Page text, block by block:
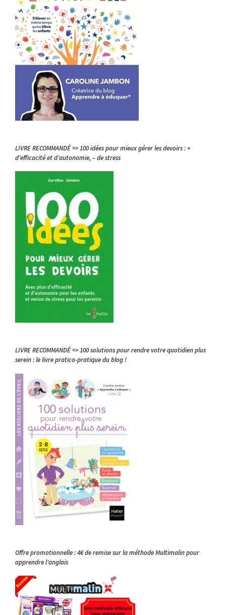
LIVRE RECOMMANDÉ => 100 idées pour mieux gérer les devoirs : +
d’efficacité et d’autonomie, – de stress
LIVRE RECOMMANDÉ => 100 solutions pour rendre votre quotidien plus
serein : le livre pratico-pratique du blog !
Offre promotionnelle : 4€ de remise sur la méthode Multimalin pour
apprendre l’anglais